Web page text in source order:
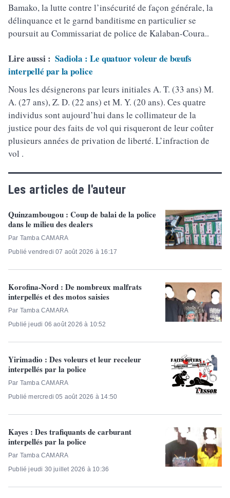
Bamako, la lutte contre l’insécurité de façon générale, la
délinquance et le garnd banditisme en particulier se
poursuit au Commissariat de police de Kalaban-Coura..
Lire aussi : Sadiola : Le quatuor voleur de bœufs
interpellé par la police
Nous les désignerons par leurs initiales A. T. (33 ans) M.
A. (27 ans), Z. D. (22 ans) et M. Y. (20 ans). Ces quatre
individus sont aujourd’hui dans le collimateur de la
justice pour des faits de vol qui risqueront de leur coûter
plusieurs années de privation de liberté. L’infraction de
vol .
Les articles de l'auteur
Quinzambougou : Coup de balai de la police
dans le milieu des dealers
Par Tamba CAMARA
Publié vendredi 07 août 2026 à 16:17
Korofina-Nord : De nombreux malfrats
interpellés et des motos saisies
Par Tamba CAMARA
Publié jeudi 06 août 2026 à 10:52
Yirimadio : Des voleurs et leur receleur
interpellés par la police
Par Tamba CAMARA
Publié mercredi 05 août 2026 à 14:50
Kayes : Des trafiquants de carburant
interpellés par la police
Par Tamba CAMARA
Publié jeudi 30 juillet 2026 à 10:36